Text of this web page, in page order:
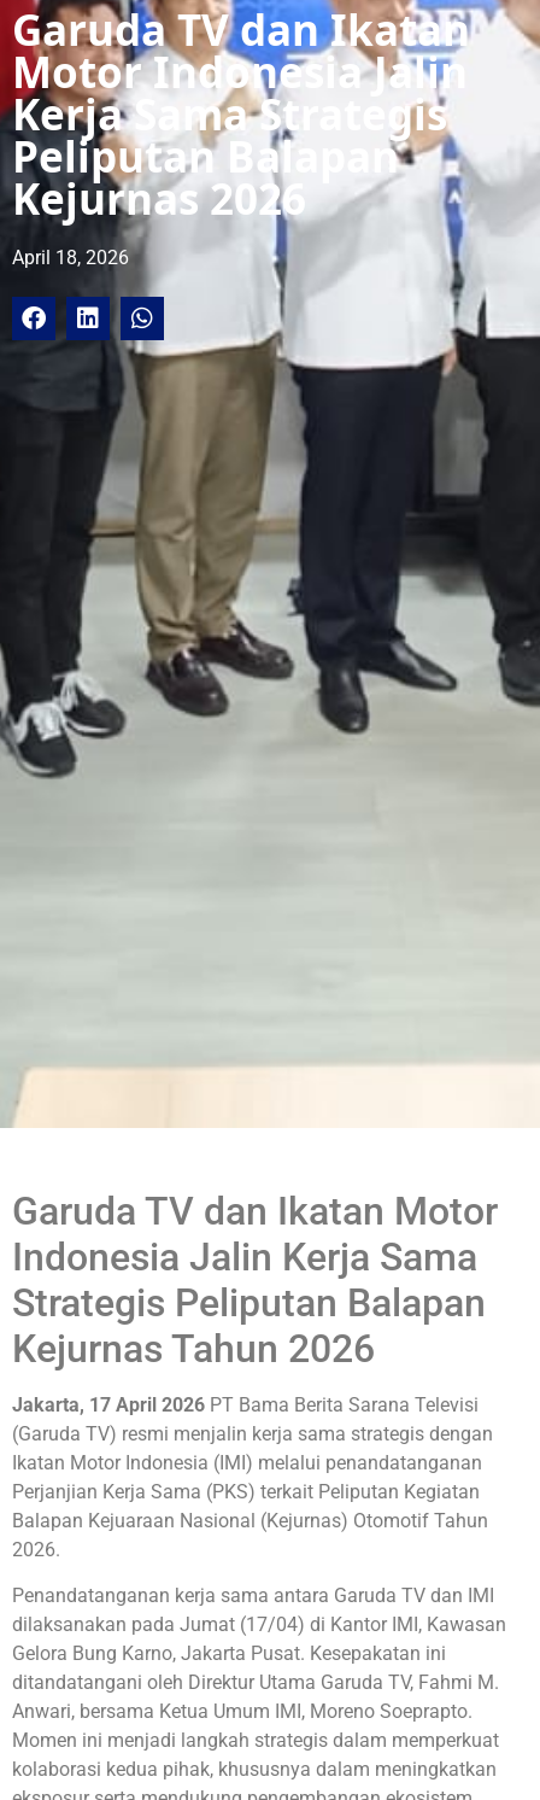
Garuda TV dan Ikatan
Motor Indonesia Jalin
Kerja Sama Strategis
Peliputan Balapan
Kejurnas 2026
April 18, 2026
Garuda TV dan Ikatan Motor
Indonesia Jalin Kerja Sama
Strategis Peliputan Balapan
Kejurnas Tahun 2026
Jakarta, 17 April 2026 PT Bama Berita Sarana Televisi
(Garuda TV) resmi menjalin kerja sama strategis dengan
Ikatan Motor Indonesia (IMI) melalui penandatanganan
Perjanjian Kerja Sama (PKS) terkait Peliputan Kegiatan
Balapan Kejuaraan Nasional (Kejurnas) Otomotif Tahun
2026.
Penandatanganan kerja sama antara Garuda TV dan IMI
dilaksanakan pada Jumat (17/04) di Kantor IMI, Kawasan
Gelora Bung Karno, Jakarta Pusat. Kesepakatan ini
ditandatangani oleh Direktur Utama Garuda TV, Fahmi M.
Anwari, bersama Ketua Umum IMI, Moreno Soeprapto.
Momen ini menjadi langkah strategis dalam memperkuat
kolaborasi kedua pihak, khususnya dalam meningkatkan